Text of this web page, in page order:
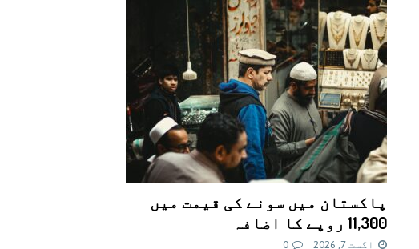
پاکستان میں سونے کی قیمت میں
11,300 روپے کا اضافہ
اگست 7, 2026 0